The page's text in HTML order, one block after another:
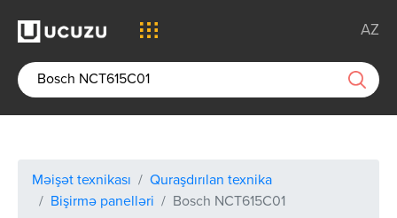
AZ
Məişət texnikası
Quraşdırılan texnika
Bişirmə panelləri
Bosch NCT615C01